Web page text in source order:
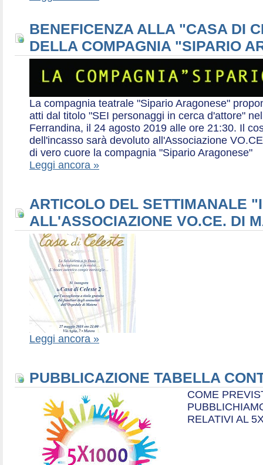
BENEFICENZA ALLA "CASA DI
DELLA COMPAGNIA "SIPARIO
La compagnia teatrale "Sipario Aragonese"
atti dal titolo "SEI personaggi in cerca d'attore"
Ferrandina, il 24 agosto 2019 alle ore 21:30. Il
dell'incasso sarà devoluto all'Associazione
di vero cuore la compagnia "Sipario Aragonese"
Leggi ancora »
ARTICOLO DEL SETTIMANALE
ALL'ASSOCIAZIONE VO.CE. DI
Leggi ancora »
PUBBLICAZIONE TABELLA
COME
RELATIVI AL